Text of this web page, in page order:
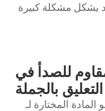
يشكل مشكلة كبيرة
للصدأ في
بالجملة
المادة المختارة لـ